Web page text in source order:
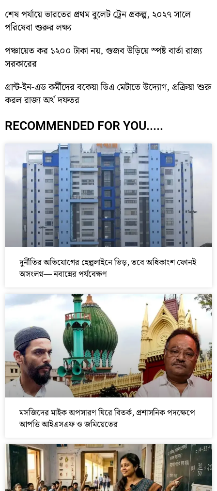
শেষ পর্যায়ে ভারতের প্রথম বুলেট ট্রেন প্রকল্প, ২০২৭ সালে
পরিষেবা শুরুর লক্ষ্য
পঞ্চায়েত কর ১২০০ টাকা নয়, গুজব উড়িয়ে স্পষ্ট বার্তা রাজ্য
সরকারের
গ্রান্ট-ইন-এড কর্মীদের বকেয়া ডিএ মেটাতে উদ্যোগ, প্রক্রিয়া শুরু
করল রাজ্য অর্থ দফতর
RECOMMENDED FOR YOU.....
দুর্নীতির অভিযোগের হেল্পলাইনে ভিড়, তবে অধিকাংশ ফোনই
অসংলগ্ন— নবান্নের পর্যবেক্ষণ
মসজিদের মাইক অপসারণ ঘিরে বিতর্ক, প্রশাসনিক পদক্ষেপে
আপত্তি আইএসএফ ও জমিয়েতের